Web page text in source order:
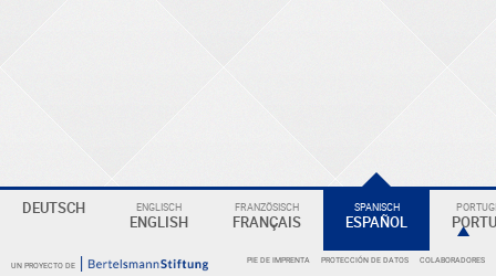
DEUTSCH ENGLISCH
ENGLISH
FRANZÖSISCH
FRANÇAIS
SPANISCH
ESPAÑOL
UN PROYECTO DE PIE DE IMPRENTA PROTECCIÓN DE DATOS COLABORADORES
Eine